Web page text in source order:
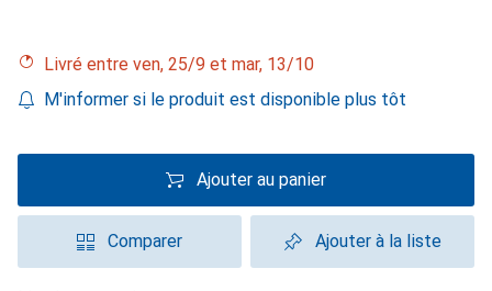
Livré entre ven, 25/9 et mar, 13/10
M'informer si le produit est disponible plus tôt
Ajouter au panier
Comparer Ajouter à la liste